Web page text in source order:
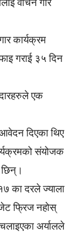
कार्यक्रम
गराई ३५ दिन
एक
दिएका थिए
संयोजक
का दरले ज्याला
फ्रिज नहोस्
अर्यालले